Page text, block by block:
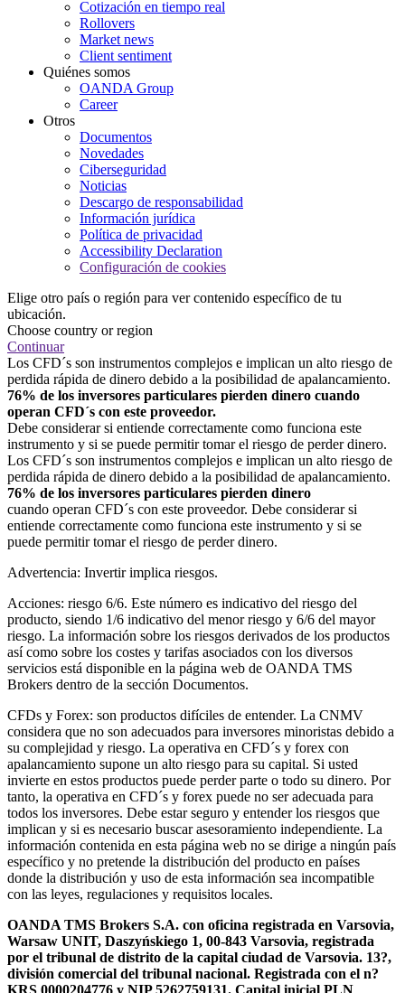
Cotización en tiempo real
Rollovers
Market news
Client sentiment
Quiénes somos
OANDA Group
Career
Otros
Documentos
Novedades
Ciberseguridad
Noticias
Descargo de responsabilidad
Información jurídica
Política de privacidad
Accessibility Declaration
Configuración de cookies
Elige otro país o región para ver contenido específico de tu
ubicación.
Choose country or region
Continuar
Los CFD´s son instrumentos complejos e implican un alto riesgo de
perdida rápida de dinero debido a la posibilidad de apalancamiento.
76% de los inversores particulares pierden dinero cuando
operan CFD´s con este proveedor.
Debe considerar si entiende correctamente como funciona este
instrumento y si se puede permitir tomar el riesgo de perder dinero.
Los CFD´s son instrumentos complejos e implican un alto riesgo de
perdida rápida de dinero debido a la posibilidad de apalancamiento.
76% de los inversores particulares pierden dinero
cuando operan CFD´s con este proveedor. Debe considerar si
entiende correctamente como funciona este instrumento y si se
puede permitir tomar el riesgo de perder dinero.
Advertencia: Invertir implica riesgos.
Acciones: riesgo 6/6. Este número es indicativo del riesgo del
producto, siendo 1/6 indicativo del menor riesgo y 6/6 del mayor
riesgo. La información sobre los riesgos derivados de los productos
así como sobre los costes y tarifas asociados con los diversos
servicios está disponible en la página web de OANDA TMS
Brokers dentro de la sección Documentos.
CFDs y Forex: son productos difíciles de entender. La CNMV
considera que no son adecuados para inversores minoristas debido a
su complejidad y riesgo. La operativa en CFD´s y forex con
apalancamiento supone un alto riesgo para su capital. Si usted
invierte en estos productos puede perder parte o todo su dinero. Por
tanto, la operativa en CFD´s y forex puede no ser adecuada para
todos los inversores. Debe estar seguro y entender los riesgos que
implican y si es necesario buscar asesoramiento independiente. La
información contenida en esta página web no se dirige a ningún país
específico y no pretende la distribución del producto en países
donde la distribución y uso de esta información sea incompatible
con las leyes, regulaciones y requisitos locales.
OANDA TMS Brokers S.A. con oficina registrada en Varsovia,
Warsaw UNIT, Daszyńskiego 1, 00-843 Varsovia, registrada
por el tribunal de distrito de la capital ciudad de Varsovia. 13?,
división comercial del tribunal nacional. Registrada con el n?